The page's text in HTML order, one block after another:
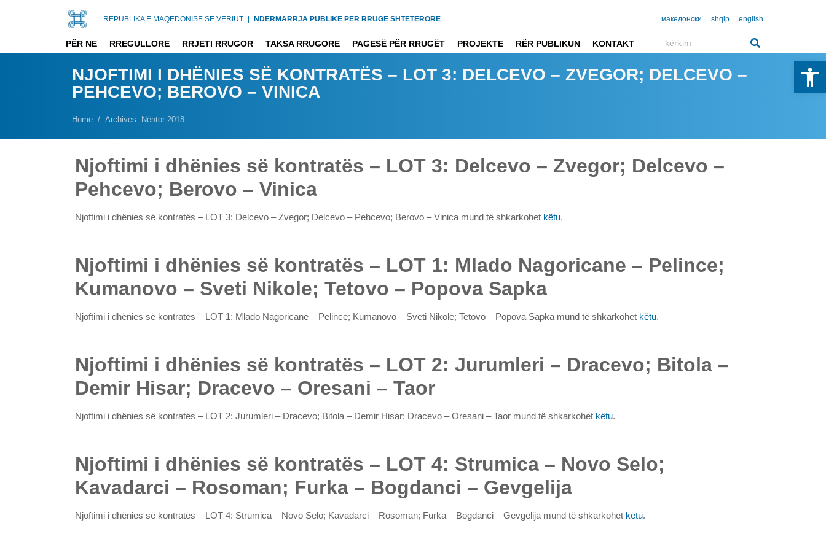
REPUBLIKA E MAQEDONISË SË VERIUT | NDËRMARRJA PUBLIKE PËR RRUGË SHTETËRORE македонски shqip english
PËR NE RREGULLORE RRJETI RRUGOR TAKSA RRUGORE PAGESË PËR RRUGËT PROJEKTE RËR PUBLIKUN KONTAKT
NJOFTIMI I DHËNIES SË KONTRATËS – LOT 3: DELCEVO – ZVEGOR; DELCEVO –
PEHCEVO; BEROVO – VINICA
Home Archives: Nëntor 2018
Njoftimi i dhënies së kontratës – LOT 3: Delcevo – Zvegor; Delcevo –
Pehcevo; Berovo – Vinica
Njoftimi i dhënies së kontratës – LOT 3: Delcevo – Zvegor; Delcevo – Pehcevo; Berovo – Vinica mund të shkarkohet këtu.
Njoftimi i dhënies së kontratës – LOT 1: Mlado Nagoricane – Pelince;
Kumanovo – Sveti Nikole; Tetovo – Popova Sapka
Njoftimi i dhënies së kontratës – LOT 1: Mlado Nagoricane – Pelince; Kumanovo – Sveti Nikole; Tetovo – Popova Sapka mund të shkarkohet këtu.
Njoftimi i dhënies së kontratës – LOT 2: Jurumleri – Dracevo; Bitola –
Demir Hisar; Dracevo – Oresani – Taor
Njoftimi i dhënies së kontratës – LOT 2: Jurumleri – Dracevo; Bitola – Demir Hisar; Dracevo – Oresani – Taor mund të shkarkohet këtu.
Njoftimi i dhënies së kontratës – LOT 4: Strumica – Novo Selo;
Kavadarci – Rosoman; Furka – Bogdanci – Gevgelija
Njoftimi i dhënies së kontratës – LOT 4: Strumica – Novo Selo; Kavadarci – Rosoman; Furka – Bogdanci – Gevgelija mund të shkarkohet këtu.